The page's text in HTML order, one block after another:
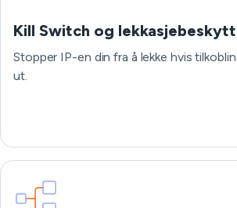
Kill Switch og
Stopper IP-en din fra å lekke hvis
ut.